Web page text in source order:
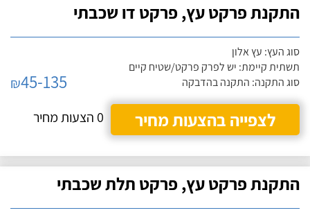
התקנת פרקט עץ, פרקט דו שכבתי
סוג העץ: עץ אלון
תשתית קיימת: יש לפרק פרקט/שטיח קיים
סוג התקנה: התקנה בהדבקה
₪45-135
לצפייה בהצעות מחיר
0 הצעות מחיר
התקנת פרקט עץ, פרקט תלת שכבתי